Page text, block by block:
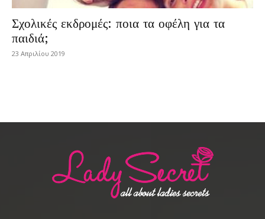
Σχολικές εκδρομές: ποια τα οφέλη για τα
παιδιά;
23 Απριλίου 2019